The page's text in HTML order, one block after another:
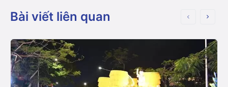
Bài viết liên quan